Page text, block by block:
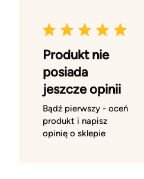
Produkt nie
posiada
jeszcze opinii
Bądź pierwszy - oceń
produkt i napisz
opinię o sklepie